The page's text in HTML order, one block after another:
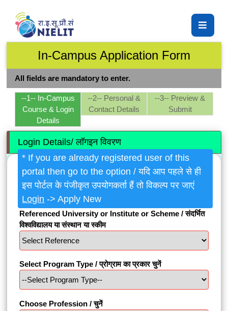
In-Campus Application Form
All fields are mandatory to enter.
--1-- In-Campus
Course & Login
Details
--2-- Personal &
Contact Details
--3-- Preview &
Submit
Login Details/ लॉगइन विवरण
* If you are already registered user of this
portal then go to the option / यदि आप पहले से ही
इस पोर्टल के पंजीकृत उपयोगकर्ता हैं तो विकल्प पर जाएं
Login -> Apply New
Referenced University or Institute or Scheme / संदर्भित
विश्वविद्यालय या संस्थान या स्कीम
Select Program Type / प्रोग्राम का प्रकार चुनें
Choose Profession / चुनें